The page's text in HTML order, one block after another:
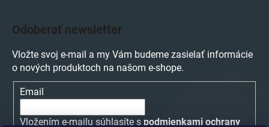
Odoberať newsletter
Vložte svoj e-mail a my Vám budeme zasielať informácie
o nových produktoch na našom e-shope.
Email
Vložením e-mailu súhlasíte s podmienkami ochrany